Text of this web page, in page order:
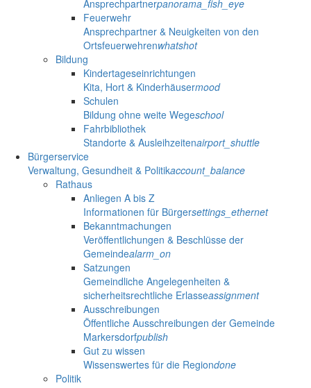
Ansprechpartnerpanorama_fish_eye
Feuerwehr
Ansprechpartner & Neuigkeiten von den
Ortsfeuerwehrenwhatshot
Bildung
Kindertageseinrichtungen
Kita, Hort & Kinderhäusermood
Schulen
Bildung ohne weite Wegeschool
Fahrbibliothek
Standorte & Ausleihzeitenairport_shuttle
Bürgerservice
Verwaltung, Gesundheit & Politikaccount_balance
Rathaus
Anliegen A bis Z
Informationen für Bürgersettings_ethernet
Bekanntmachungen
Veröffentlichungen & Beschlüsse der
Gemeindealarm_on
Satzungen
Gemeindliche Angelegenheiten &
sicherheitsrechtliche Erlasseassignment
Ausschreibungen
Öffentliche Ausschreibungen der Gemeinde
Markersdorfpublish
Gut zu wissen
Wissenswertes für die Regiondone
Politik